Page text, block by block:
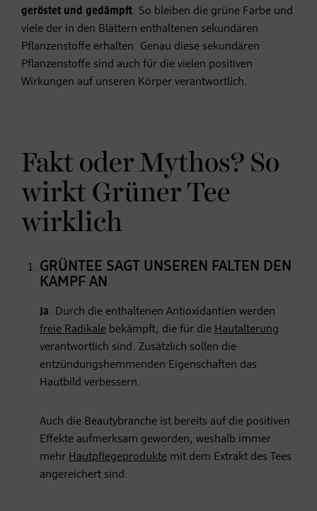
geröstet und gedämpft. So bleiben die grüne Farbe und
viele der in den Blättern enthaltenen sekundären
Pflanzenstoffe erhalten. Genau diese sekundären
Pflanzenstoffe sind auch für die vielen positiven
Wirkungen auf unseren Körper verantwortlich.
Fakt oder Mythos? So
wirkt Grüner Tee
wirklich
GRÜNTEE SAGT UNSEREN FALTEN DEN
KAMPF AN
Ja. Durch die enthaltenen Antioxidantien werden
freie Radikale bekämpft, die für die Hautalterung
verantwortlich sind. Zusätzlich sollen die
entzündungshemmenden Eigenschaften das
Hautbild verbessern.
Auch die Beautybranche ist bereits auf die positiven
Effekte aufmerksam geworden, weshalb immer
mehr Hautpflegeprodukte mit dem Extrakt des Tees
angereichert sind.